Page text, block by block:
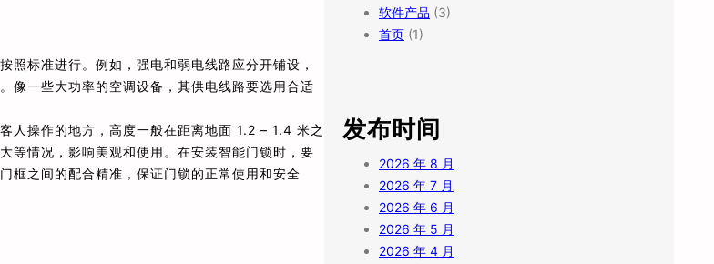
照标准进行。例如，强电和弱电线路应分开铺设，
像一些大功率的空调设备，其供电线路要选用合适
人操作的地方，高度一般在距离地面 1.2 – 1.4 米之
等情况，影响美观和使用。在安装智能门锁时，要
框之间的配合精准，保证门锁的正常使用和安全
软件产品 (3)
首页 (1)
发布时间
2026 年 8 月
2026 年 7 月
2026 年 6 月
2026 年 5 月
2026 年 4 月